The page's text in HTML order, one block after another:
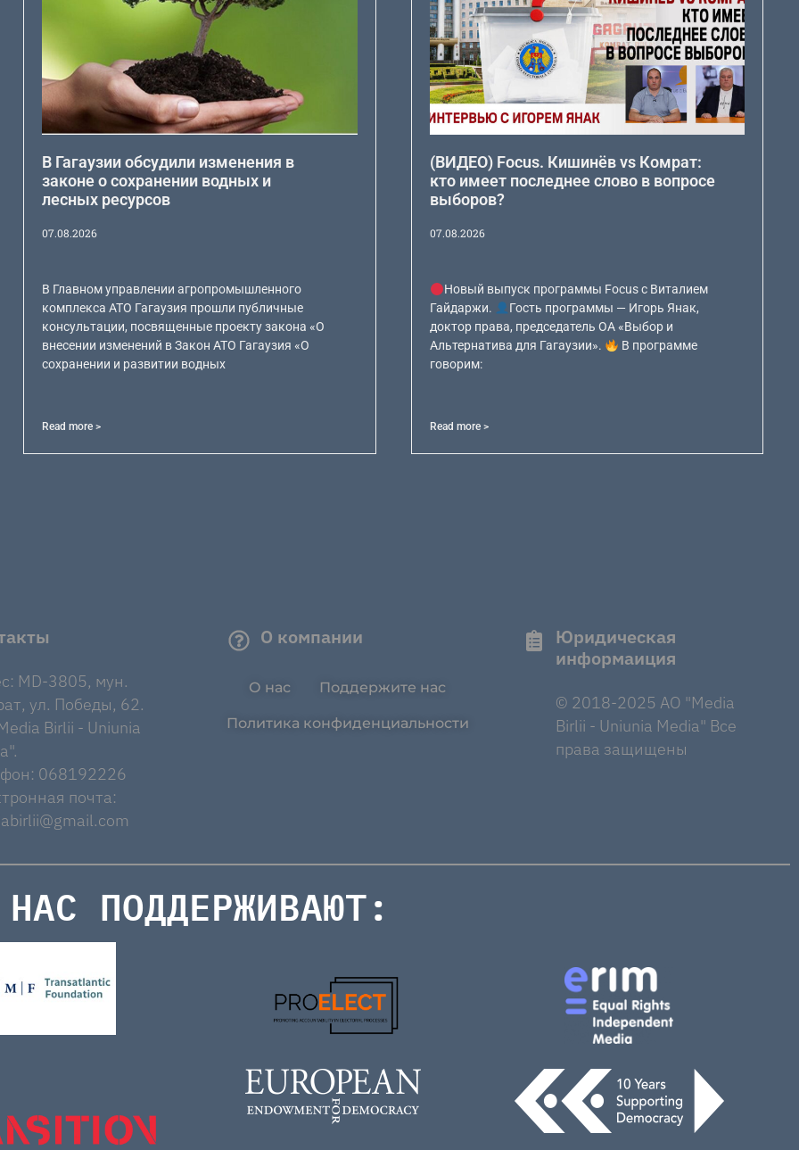
В Гагаузии обсудили изменения в
законе о сохранении водных и
лесных ресурсов
07.08.2026
В Главном управлении агропромышленного
комплекса АТО Гагаузия прошли публичные
консультации, посвященные проекту закона «О
внесении изменений в Закон АТО Гагаузия «О
сохранении и развитии водных
Read more >
(ВИДЕО) Focus. Кишинёв vs Комрат:
кто имеет последнее слово в вопросе
выборов?
07.08.2026
Новый выпуск программы Focus с Виталием
Гайдаржи.
Гость программы — Игорь Янак,
доктор права, председатель ОА «Выбор и
Альтернатива для Гагаузии».
В программе
говорим:
Read more >
MD-3805, мун.
ул. Победы, 62.
Birlii - Uniunia
068192226
почта:
О компании
О нас Поддержите нас
Политика конфиденциальности
Юридическая
информаиция
© 2018-2025 AO "Media
Birlii - Uniunia Media" Все
права защищены
НАС ПОДДЕРЖИВАЮТ: